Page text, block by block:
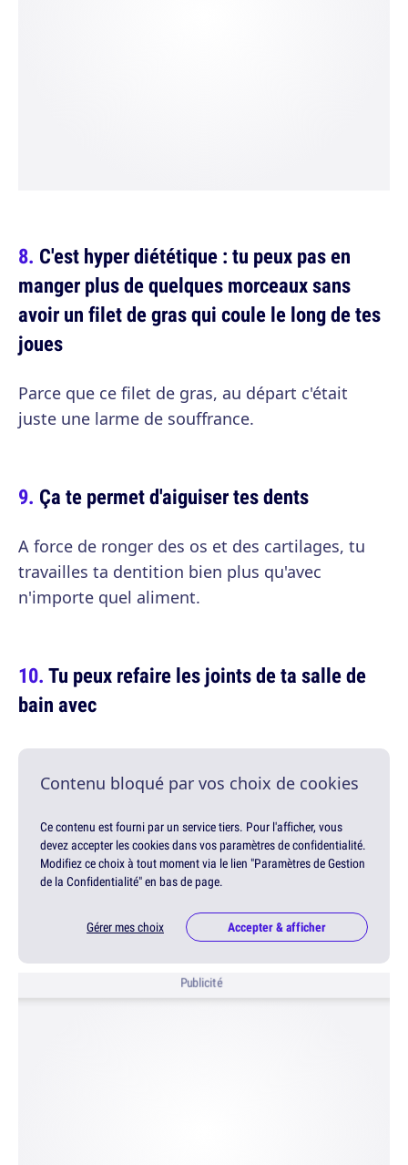
C'est hyper diététique : tu peux pas en
manger plus de quelques morceaux sans
avoir un filet de gras qui coule le long de tes
joues
Parce que ce filet de gras, au départ c'était
juste une larme de souffrance.
Ça te permet d'aiguiser tes dents
A force de ronger des os et des cartilages, tu
travailles ta dentition bien plus qu'avec
n'importe quel aliment.
Tu peux refaire les joints de ta salle de
bain avec
Contenu bloqué par vos choix de cookies
Ce contenu est fourni par un service tiers. Pour l'afficher, vous
devez accepter les cookies dans vos paramètres de confidentialité.
Modifiez ce choix à tout moment via le lien "Paramètres de Gestion
de la Confidentialité" en bas de page.
Gérer mes choix Accepter & afficher
Publicité